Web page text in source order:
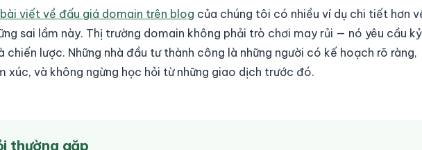
viết về đấu giá domain trên blog của chúng tôi có nhiều ví dụ chi tiết hơn
sai lầm này. Thị trường domain không phải trò chơi may rủi — nó yêu cầu kỷ
chiến lược. Những nhà đầu tư thành công là những người có kế hoạch rõ ràng,
xúc, và không ngừng học hỏi từ những giao dịch trước đó.
thường gặp